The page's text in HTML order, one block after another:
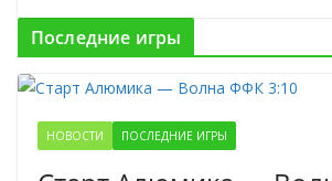
Последние игры
НОВОСТИ ПОСЛЕДНИЕ ИГРЫ